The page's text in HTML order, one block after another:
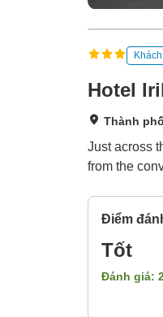
Hotel
Thành
Just across
from the
Điểm
Tốt
Đánh giá: